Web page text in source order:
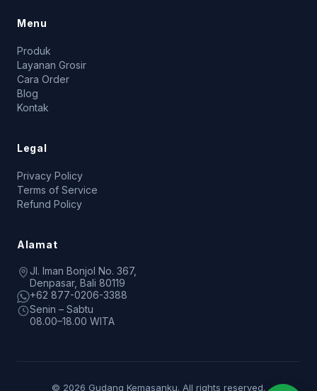
Menu
Produk
Layanan Grosir
Cara Order
Blog
Kontak
Legal
Privacy Policy
Terms of Service
Refund Policy
Alamat
Jl. Iman Bonjol No. 367,
Denpasar, Bali 80119
+62 877-0206-3388
Senin – Sabtu
08.00–18.00 WITA
© 2026 Gudang Kemasanku. All rights reserved.